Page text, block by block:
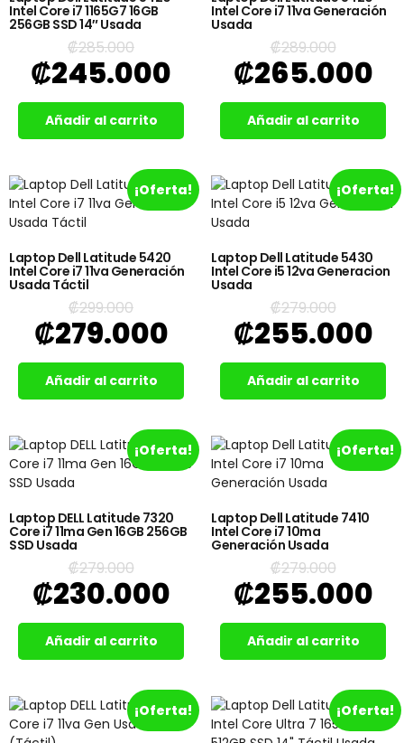
Intel Core i7 1165G7 16GB
256GB SSD 14″ Usada
₡285.000
₡245.000
Añadir al carrito
Intel Core i7 11va Generación
Usada
₡289.000
₡265.000
Añadir al carrito
¡Oferta!
Laptop Dell Latitude 5420
Intel Core i7 11va Generación
Usada Táctil
₡299.000
₡279.000
Añadir al carrito
¡Oferta!
Laptop Dell Latitude 5430
Intel Core i5 12va Generacion
Usada
₡279.000
₡255.000
Añadir al carrito
¡Oferta!
Laptop DELL Latitude 7320
Core i7 11ma Gen 16GB 256GB
SSD Usada
₡279.000
₡230.000
Añadir al carrito
¡Oferta!
Laptop Dell Latitude 7410
Intel Core i7 10ma
Generación Usada
₡279.000
₡255.000
Añadir al carrito
¡Oferta! ¡Oferta!